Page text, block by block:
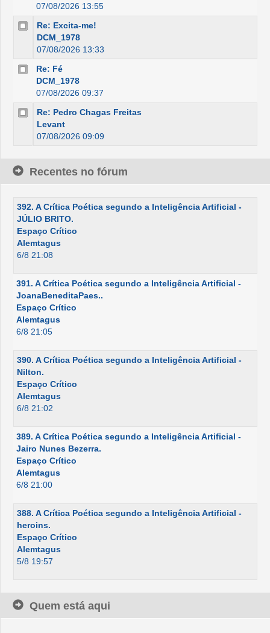
07/08/2026 13:55
Re: Excita-me!
DCM_1978
07/08/2026 13:33
Re: Fé
DCM_1978
07/08/2026 09:37
Re: Pedro Chagas Freitas
Levant
07/08/2026 09:09
Recentes no fórum
392. A Crítica Poética segundo a Inteligência Artificial -
JÚLIO BRITO.
Espaço Crítico
Alemtagus
6/8 21:08
391. A Crítica Poética segundo a Inteligência Artificial -
JoanaBeneditaPaes..
Espaço Crítico
Alemtagus
6/8 21:05
390. A Crítica Poética segundo a Inteligência Artificial -
Nilton.
Espaço Crítico
Alemtagus
6/8 21:02
389. A Crítica Poética segundo a Inteligência Artificial -
Jairo Nunes Bezerra.
Espaço Crítico
Alemtagus
6/8 21:00
388. A Crítica Poética segundo a Inteligência Artificial -
heroins.
Espaço Crítico
Alemtagus
5/8 19:57
Quem está aqui